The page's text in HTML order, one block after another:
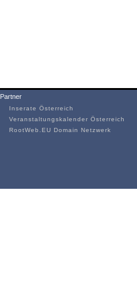
Partner
Inserate Österreich
Veranstaltungskalender Österreich
RootWeb.EU Domain Netzwerk